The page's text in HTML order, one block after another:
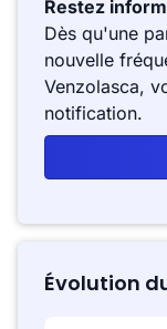
Restez
Dès qu'une
nouvelle
Venzolasca,
notification.
Évolution